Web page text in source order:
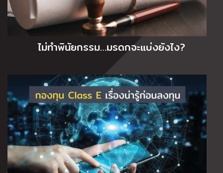
ไม่ทำพินัยกรรม…มรดกจะแบ่งยังไง?